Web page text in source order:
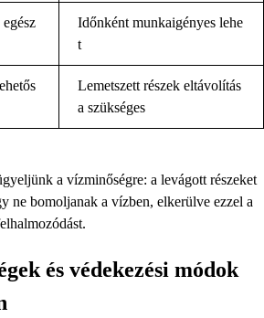
Időnként munkaigényes lehe
t
Lemetszett részek eltávolítás
a szükséges
a vízminőségre: a levágott részeket
ne bomoljanak a vízben, elkerülve ezzel a
és védekezési módok